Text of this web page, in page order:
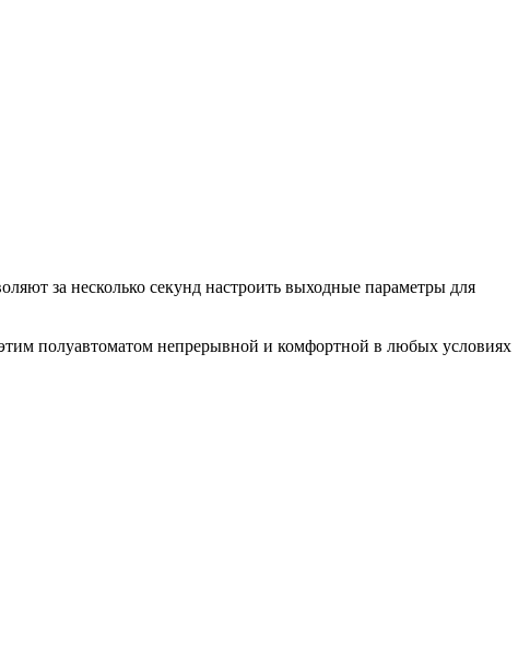
за несколько секунд настроить выходные параметры для
полуавтоматом непрерывной и комфортной в любых условиях